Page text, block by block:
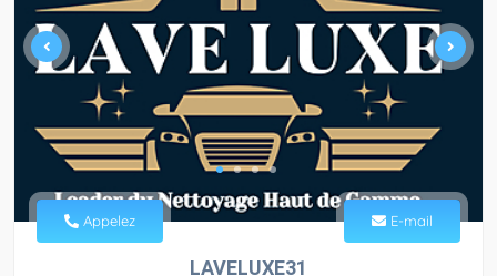
Appelez E-mail
LAVELUXE31